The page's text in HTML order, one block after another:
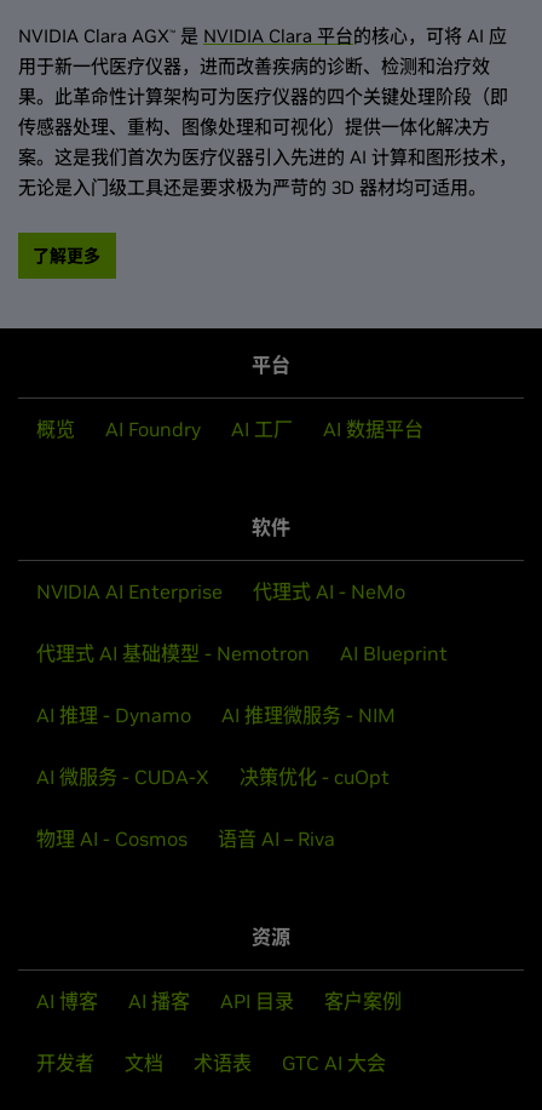
NVIDIA Clara AGX™ 是 NVIDIA Clara 平台的核心，可将 AI 应
用于新一代医疗仪器，进而改善疾病的诊断、检测和治疗效
果。此革命性计算架构可为医疗仪器的四个关键处理阶段（即
传感器处理、重构、图像处理和可视化）提供一体化解决方
案。这是我们首次为医疗仪器引入先进的 AI 计算和图形技术，
无论是入门级工具还是要求极为严苛的 3D 器材均可适用。
了解更多
平台
概览 AI Foundry AI 工厂 AI 数据平台
软件
NVIDIA AI Enterprise 代理式 AI - NeMo
代理式 AI 基础模型 - Nemotron AI Blueprint
AI 推理 - Dynamo AI 推理微服务 - NIM
AI 微服务 - CUDA-X 决策优化 - cuOpt
物理 AI - Cosmos 语音 AI – Riva
资源
AI 博客 AI 播客 API 目录 客户案例
开发者 文档 术语表 GTC AI 大会